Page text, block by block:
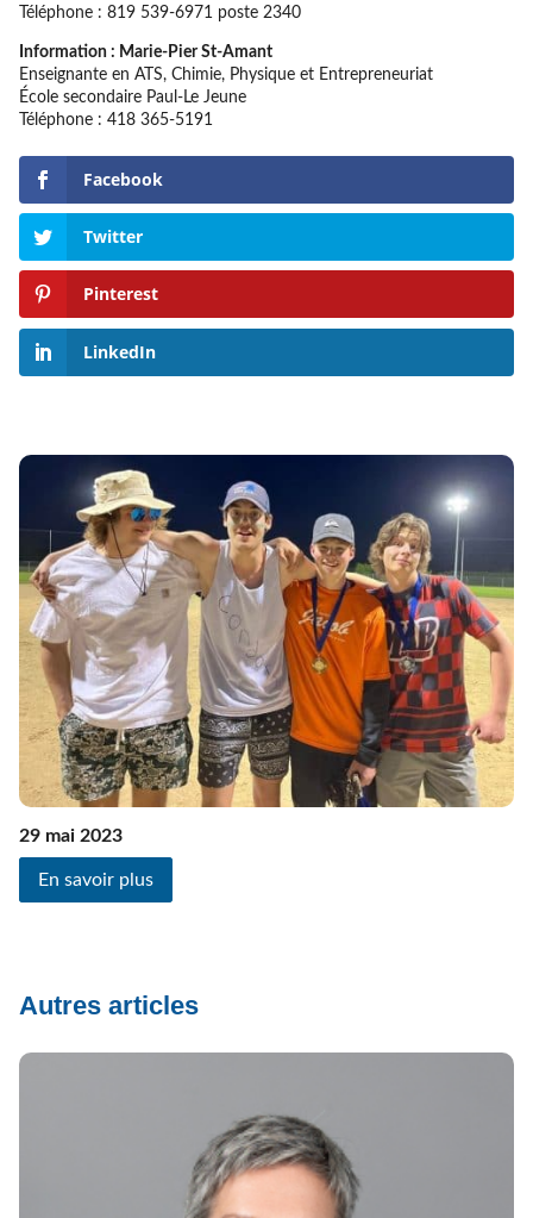
Téléphone : 819 539-6971 poste 2340
Information : Marie-Pier St-Amant
Enseignante en ATS, Chimie, Physique et Entrepreneuriat
École secondaire Paul-Le Jeune
Téléphone : 418 365-5191
Facebook
Twitter
Pinterest
LinkedIn
29 mai 2023
En savoir plus
Autres articles